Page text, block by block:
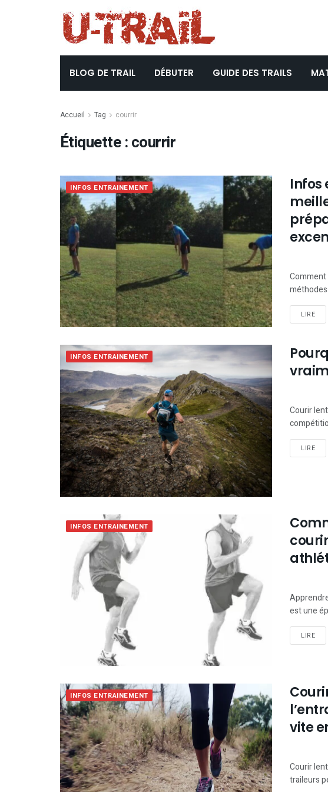
BLOG DE TRAIL DÉBUTER GUIDE DES TRAILS
Accueil Tag courrir
Étiquette :courrir
INFOS ENTRAINEMENT
Infos
LIRE
INFOS ENTRAINEMENT
Courir
LIRE
INFOS ENTRAINEMENT
est une
LIRE
INFOS ENTRAINEMENT
vite
Courir
traileurs